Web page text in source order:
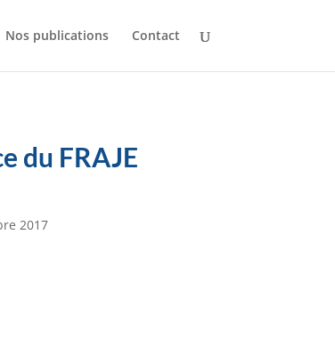
Nos publications Contact
du FRAJE